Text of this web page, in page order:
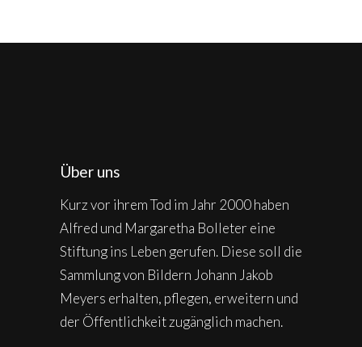
Über uns
Kurz vor ihrem Tod im Jahr 2000 haben
Alfred und Margaretha Bolleter eine
Stiftung ins Leben gerufen. Diese soll die
Sammlung von Bildern Johann Jakob
Meyers erhalten, pflegen, erweitern und
der Öffentlichkeit zugänglich machen.